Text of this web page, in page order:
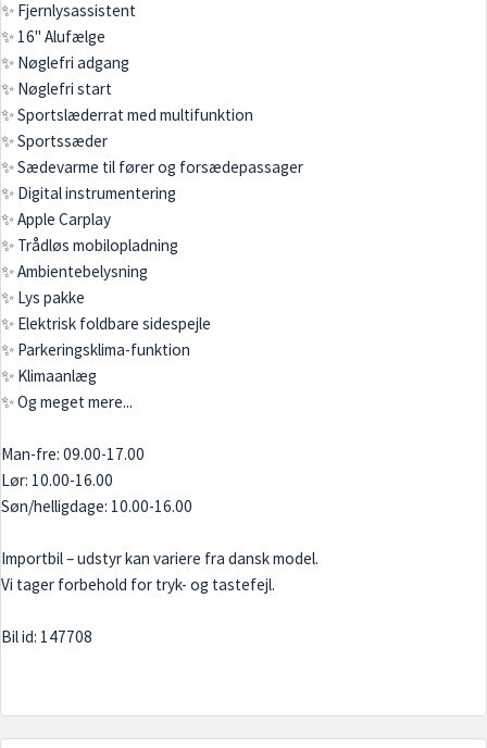
✨ Fjernlysassistent
✨ 16" Alufælge
✨ Nøglefri adgang
✨ Nøglefri start
✨ Sportslæderrat med multifunktion
✨ Sportssæder
✨ Sædevarme til fører og forsædepassager
✨ Digital instrumentering
✨ Apple Carplay
✨ Trådløs mobilopladning
✨ Ambientebelysning
✨ Lys pakke
✨ Elektrisk foldbare sidespejle
✨ Parkeringsklima-funktion
✨ Klimaanlæg
✨ Og meget mere...
Man-fre: 09.00-17.00
Lør: 10.00-16.00
Søn/helligdage: 10.00-16.00
Importbil – udstyr kan variere fra dansk model.
Vi tager forbehold for tryk- og tastefejl.
Bil id: 147708